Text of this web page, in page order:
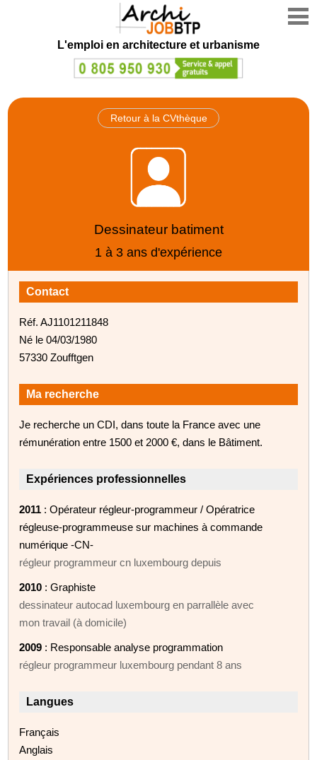
L'emploi en architecture et urbanisme
Retour à la CVthèque
Dessinateur batiment
1 à 3 ans d'expérience
Contact
Réf. AJ1101211848
Né le 04/03/1980
57330 Zoufftgen
Ma recherche
Je recherche un CDI, dans toute la France avec une
rémunération entre 1500 et 2000 €, dans le Bâtiment.
Expériences professionnelles
2011 : Opérateur régleur-programmeur / Opératrice
régleuse-programmeuse sur machines à commande
numérique -CN-
régleur programmeur cn luxembourg depuis
2010 : Graphiste
dessinateur autocad luxembourg en parrallèle avec
mon travail (à domicile)
2009 : Responsable analyse programmation
régleur programmeur luxembourg pendant 8 ans
Langues
Français
Anglais